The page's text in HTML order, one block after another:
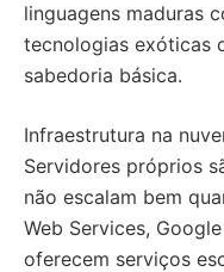
linguagens maduras
tecnologias exóticas
sabedoria básica.
Infraestrutura na
Servidores próprios
não escalam bem
Web Services,
oferecem serviços